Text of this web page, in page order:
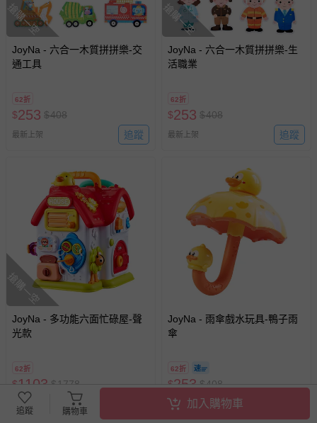
搶購一空
JoyNa - 六合一木質拼拼樂-交
通工具
62折
$253 $408
最新上架 追蹤
搶購一空
JoyNa - 六合一木質拼拼樂-生
活職業
62折
$253 $408
最新上架 追蹤
搶購一空
JoyNa - 多功能六面忙碌屋-聲
光款
62折
$1103 $ 1778
最新上架
JoyNa - 雨傘戲水玩具-鴨子雨
傘
62折
$253 $ 408
最新上架
追蹤 購物車
加入購物車